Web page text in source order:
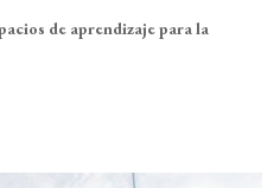
de aprendizaje para la